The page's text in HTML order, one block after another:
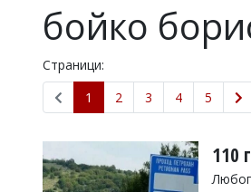
КУЛТУРА
ЗДРАВЕ
ПОЛИТИКА
ОБЩИНИ
ОБЩЕСТВО
ЛАЙФСТАЙЛ
ВОЙНАТА
бойко
Страници:
1
2 3 4 5
110